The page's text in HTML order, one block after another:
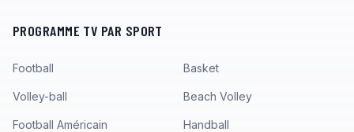
PROGRAMME TV PAR SPORT
Football Basket
Volley-ball Beach Volley
Football Américain Handball